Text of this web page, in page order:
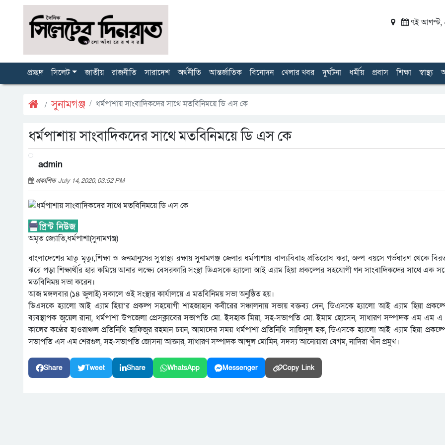
৭ই আগস্ট,
প্রচ্ছদ সিলেট জাতীয় রাজনীতি সারাদেশ অর্থনীতি আন্তর্জাতিক বিনোদন খেলার খবর দুর্ঘটনা ধর্মীয় প্রবাস শিক্ষা স্বাস্থ্য
সুনামগঞ্জ ধর্মপাশায় সাংবাদিকদের সাথে মতবিনিময়ে ডি এস কে
ধর্মপাশায় সাংবাদিকদের সাথে মতবিনিময়ে ডি এস কে
admin
প্রকাশিতJuly 14, 2020, 03:52 PM
অমৃত জ্যোতি,ধর্মপাশা(সুনামগঞ্জ)
বাংলাদেশের মাতৃ মৃত্যু,শিক্ষা ও জনমানুষের সুস্বাস্থ্য রক্ষায় সুনামগঞ্জ জেলার ধর্মপাশায় বাল্যবিবাহ প্রতিরোধ করা, অল্প বয়সে গর্ভধারণ থেকে
ঝরে পড়া শিক্ষার্থীর হার কমিয়ে আনার লক্ষ্যে বেসরকারি সংস্থা ডিএসকে হ্যালো আই এ্যাম হিয়া প্রকল্পের সহযোগী গন সাংবাদিকদের সাথে এক
মতবিনিময় সভা করেন।
আজ মঙ্গলবার (১৪ জুলাই) সকালে ওই সংস্থার কার্যালয়ে এ মতবিনিময় সভা অনুষ্ঠিত হয়।
ডিএসকে হ্যালো আই এ্যাম হিয়া’র প্রকল্প সহযোগী শাহজাহান কবীরের সঞ্চালনায় সভায় বক্তব্য দেন, ডিএসকে হ্যালো আই এ্যাম হিয়া
ব্যবস্থাপক জুয়েল রানা, ধর্মপাশা উপজেলা প্রেসক্লাবের সভাপতি মো. ইসহাক মিয়া, সহ-সভাপতি মো. ইমাম হোসেন, সাধারণ সম্পাদক এম এম
কালের কণ্ঠের হাওরাঞ্চল প্রতিনিধি হাফিজুর রহমান চয়ন, আমাদের সময় ধর্মপাশা প্রতিনিধি সাজিদুল হক, ডিএসকে হ্যালো আই এ্যাম হিয়া
সভাপতি এস এম শেরগুল, সহ-সভাপতি জোসনা আক্তার, সাধারণ সম্পাদক আব্দুল মোমিন, সদস্য আনোয়ারা বেগম, নাদিরা খাঁন প্রমুখ।
Share Tweet Share WhatsApp Messenger Copy Link